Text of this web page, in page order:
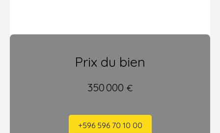
Prix du bien
350 000 €
+596 596 70 10 00